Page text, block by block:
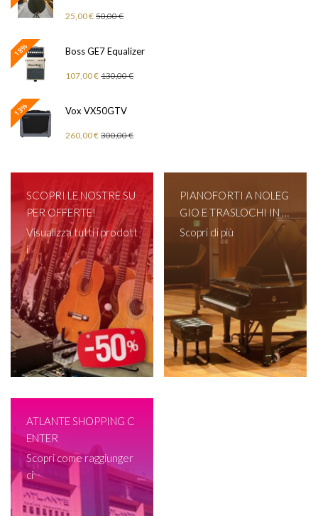
25,00 € 50,00 €
18% Boss GE7 Equalizer
107,00 € 130,00 €
13% Vox VX50GTV
260,00 € 300,00 €
SCOPRI LE NOSTRE SU
PER OFFERTE!
Visualizza tutti i prodott
i
PIANOFORTI A NOLEG
GIO E TRASLOCHI IN T
UTTA ITALIA!
Scopri di più
ATLANTE SHOPPING C
ENTER
Scopri come raggiunger
ci